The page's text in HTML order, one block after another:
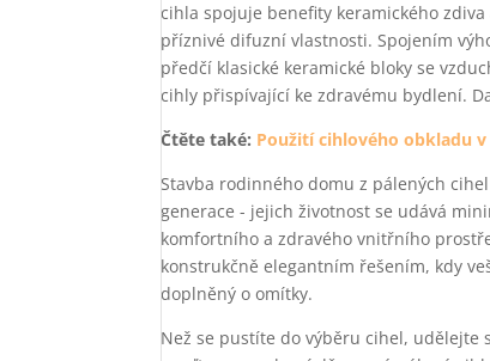
cihla spojuje benefity keramického
příznivé difuzní vlastnosti. Spojením
předčí klasické keramické bloky se
cihly přispívající ke zdravému bydlení.
Čtěte také: Použití cihlového obkladu
Stavba rodinného domu z pálených
generace - jejich životnost se udává
komfortního a zdravého vnitřního
konstrukčně elegantním řešením, kdy
doplněný o omítky.
Než se pustíte do výběru cihel, udělejte